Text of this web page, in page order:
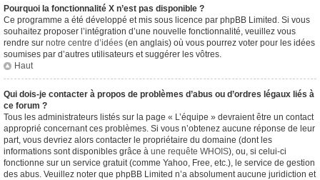
Pourquoi la fonctionnalité X n’est pas disponible ?
Ce programme a été développé et mis sous licence par phpBB Limited. Si vous
souhaitez proposer l’intégration d’une nouvelle fonctionnalité, veuillez vous
rendre sur notre centre d’idées (en anglais) où vous pourrez voter pour les idées
soumises par d’autres utilisateurs et suggérer les vôtres.
Haut
Qui dois-je contacter à propos de problèmes d’abus ou d’ordres légaux liés à
ce forum ?
Tous les administrateurs listés sur la page « L’équipe » devraient être un contact
approprié concernant ces problèmes. Si vous n’obtenez aucune réponse de leur
part, vous devriez alors contacter le propriétaire du domaine (dont les
informations sont disponibles grâce à une requête WHOIS), ou, si celui-ci
fonctionne sur un service gratuit (comme Yahoo, Free, etc.), le service de gestion
des abus. Veuillez noter que phpBB Limited n’a absolument aucune juridiction et